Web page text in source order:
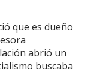
que es dueño
abrió un
buscaba